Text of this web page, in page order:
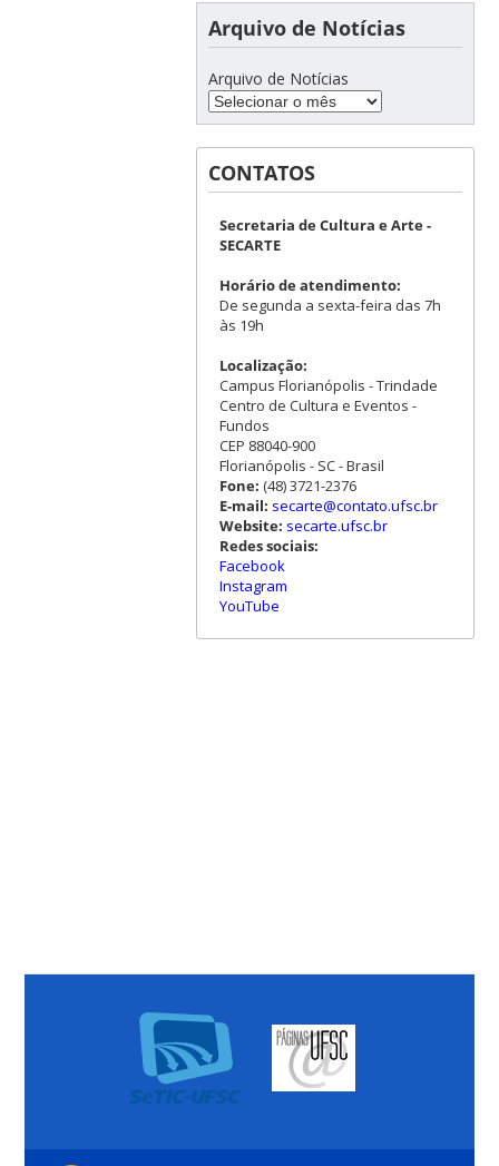
Arquivo de Notícias
Arquivo de Notícias
CONTATOS
Secretaria de Cultura e Arte -
SECARTE
Horário de atendimento:
De segunda a sexta-feira das 7h
às 19h
Localização:
Campus Florianópolis - Trindade
Centro de Cultura e Eventos -
Fundos
CEP 88040-900
Florianópolis - SC - Brasil
Fone: (48) 3721-2376
E-mail: secarte@contato.ufsc.br
Website: secarte.ufsc.br
Redes sociais:
Facebook
Instagram
YouTube